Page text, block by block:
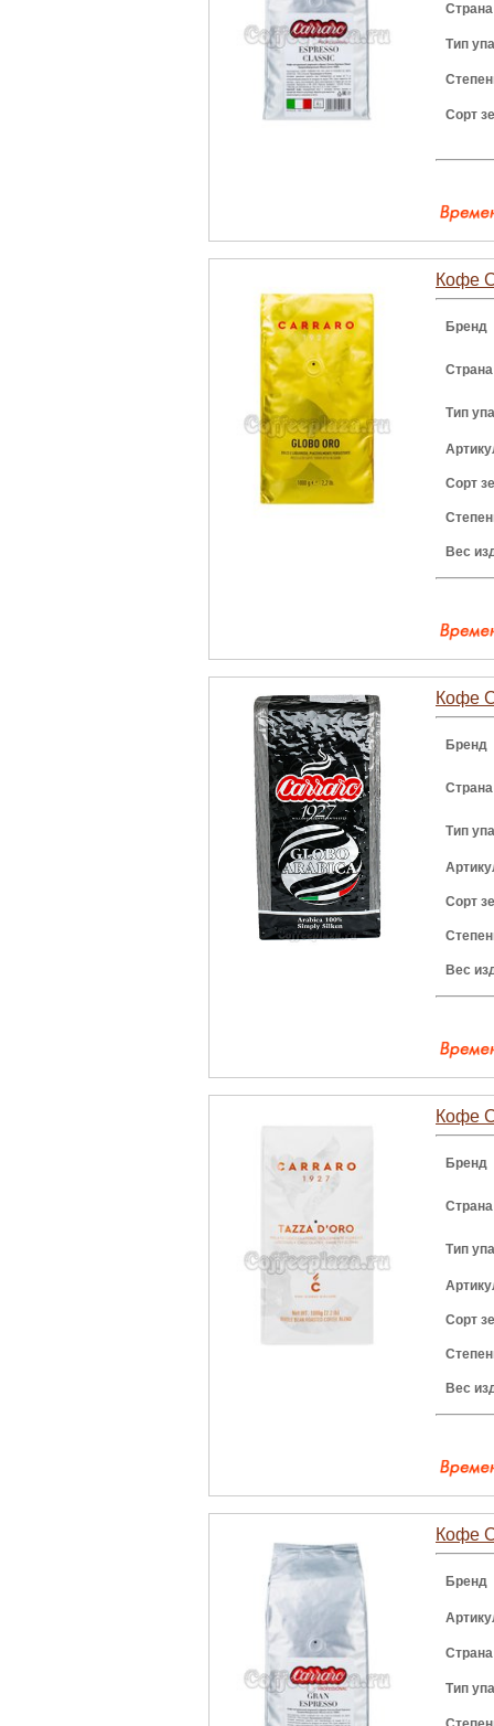
Тип
Сорт
Кофе
Бренд
Тип
Сорт
Вес
Кофе
Бренд
Тип
Сорт
Вес
Кофе
Бренд
Тип
Сорт
Вес
Кофе
Бренд
Тип